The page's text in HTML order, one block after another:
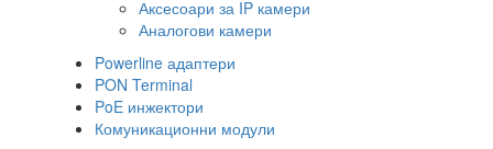
Аксесоари за IP камери
Аналогови камери
Powerline адаптери
PON Terminal
PoE инжектори
Комуникационни модули